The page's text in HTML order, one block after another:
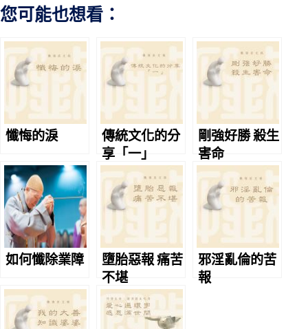
您可能也想看：
懺悔的淚
傳統文化的分
享「一」
剛強好勝 殺生
害命
如何懺除業障
墮胎惡報 痛苦
不堪
邪淫亂倫的苦
報